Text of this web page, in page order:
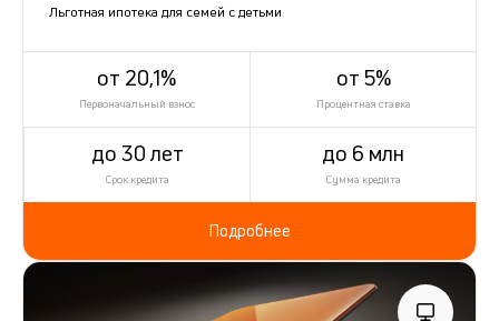
Льготная ипотека для семей с детьми
от 20,1%
Первоначальный взнос
от 5%
Процентная ставка
до 30 лет
Срок кредита
до 6 млн
Сумма кредита
Подробнее